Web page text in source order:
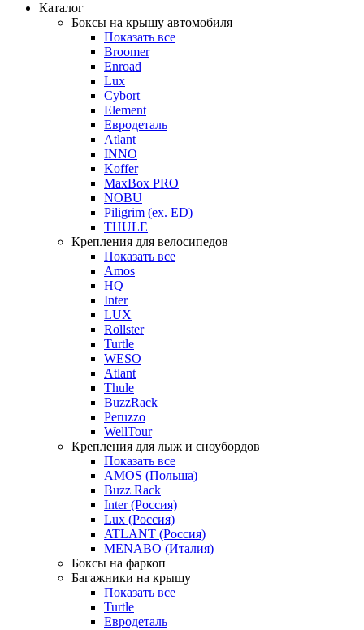
Каталог
Боксы на крышу автомобиля
Показать все
Broomer
Enroad
Lux
Cybort
Element
Евродеталь
Atlant
INNO
Koffer
MaxBox PRO
NOBU
Piligrim (ex. ED)
THULE
Крепления для велосипедов
Показать все
Amos
HQ
Inter
LUX
Rollster
Turtle
WESO
Atlant
Thule
BuzzRack
Peruzzo
WellTour
Крепления для лыж и сноубордов
Показать все
AMOS (Польша)
Buzz Rack
Inter (Россия)
Lux (Россия)
ATLANT (Россия)
MENABO (Италия)
Боксы на фаркоп
Багажники на крышу
Показать все
Turtle
Евродеталь